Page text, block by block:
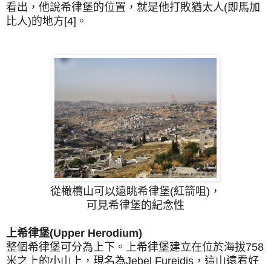
看出，他說希律堡的位置，就是他打敗猶太人(即馬加
比人)的地方[4]。
從橄欖山可以遠眺希律堡(紅箭咀)，
可見希律堡的紀念性
上希律堡(Upper Herodium)
整個希律堡可分為上下。上希律堡建立在位於海拔758
米之上的小山上，現名為Jebel Fureidis，這山遠看好